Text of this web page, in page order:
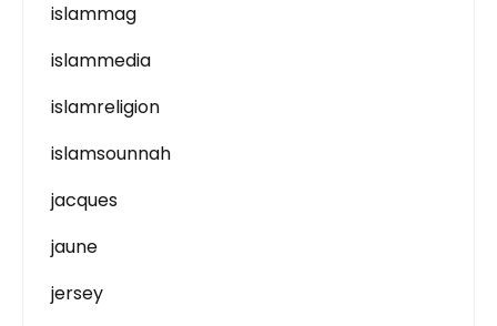
islammag
islammedia
islamreligion
islamsounnah
jacques
jaune
jersey